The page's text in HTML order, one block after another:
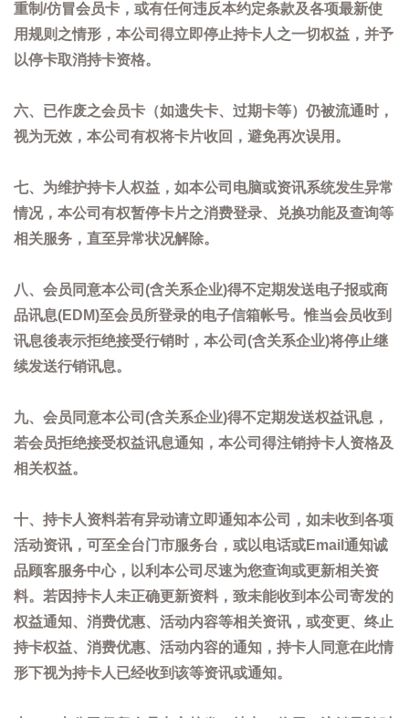
重制/仿冒会员卡，或有任何违反本约定条款及各项最新使
用规则之情形，本公司得立即停止持卡人之一切权益，并予
以停卡取消持卡资格。
六、已作废之会员卡（如遗失卡、过期卡等）仍被流通时，
视为无效，本公司有权将卡片收回，避免再次误用。
七、为维护持卡人权益，如本公司电脑或资讯系统发生异常
情况，本公司有权暂停卡片之消费登录、兑换功能及查询等
相关服务，直至异常状况解除。
八、会员同意本公司(含关系企业)得不定期发送电子报或商
品讯息(EDM)至会员所登录的电子信箱帐号。惟当会员收到
讯息後表示拒绝接受行销时，本公司(含关系企业)将停止继
续发送行销讯息。
九、会员同意本公司(含关系企业)得不定期发送权益讯息，
若会员拒绝接受权益讯息通知，本公司得注销持卡人资格及
相关权益。
十、持卡人资料若有异动请立即通知本公司，如未收到各项
活动资讯，可至全台门市服务台，或以电话或Email通知诚
品顾客服务中心，以利本公司尽速为您查询或更新相关资
料。若因持卡人未正确更新资料，致未能收到本公司寄发的
权益通知、消费优惠、活动内容等相关资讯，或变更、终止
持卡权益、消费优惠、活动内容的通知，持卡人同意在此情
形下视为持卡人已经收到该等资讯或通知。